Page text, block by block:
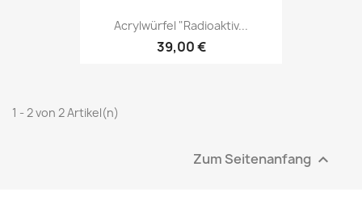
Acrylwürfel "Radioaktiv...
39,00 €
1 - 2 von 2 Artikel(n)
Zum Seitenanfang 